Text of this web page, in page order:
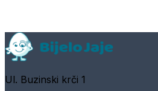
Ul. Buzinski krči 1